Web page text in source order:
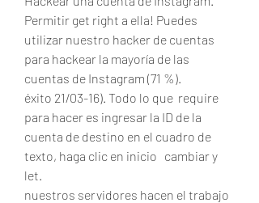
Permitir get right a ella! Puedes
utilizar nuestro hacker de cuentas
para hackear la mayoría de las
cuentas de Instagram (71 %).
éxito 21/03-16). Todo lo que  require
para hacer es ingresar la ID de la
cuenta de destino en el cuadro de
texto, haga clic en inicio   cambiar y
let.
nuestros servidores hacen el trabajo